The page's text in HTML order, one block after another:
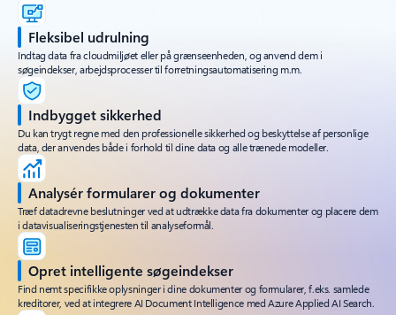
Fleksibel udrulning
Indtag data fra cloudmiljøet eller på grænseenheden, og anvend dem i
søgeindekser, arbejdsprocesser til forretningsautomatisering m.m.
Indbygget sikkerhed
Du kan trygt regne med den professionelle sikkerhed og beskyttelse af personlige
data, der anvendes både i forhold til dine data og alle trænede modeller.
Analysér formularer og dokumenter
Træf datadrevne beslutninger ved at udtrække data fra dokumenter og placere dem
i datavisualiseringstjenesten til analyseformål.
Opret intelligente søgeindekser
Find nemt specifikke oplysninger i dine dokumenter og formularer, f.eks. samlede
kreditorer, ved at integrere AI Document Intelligence med Azure Applied AI Search.